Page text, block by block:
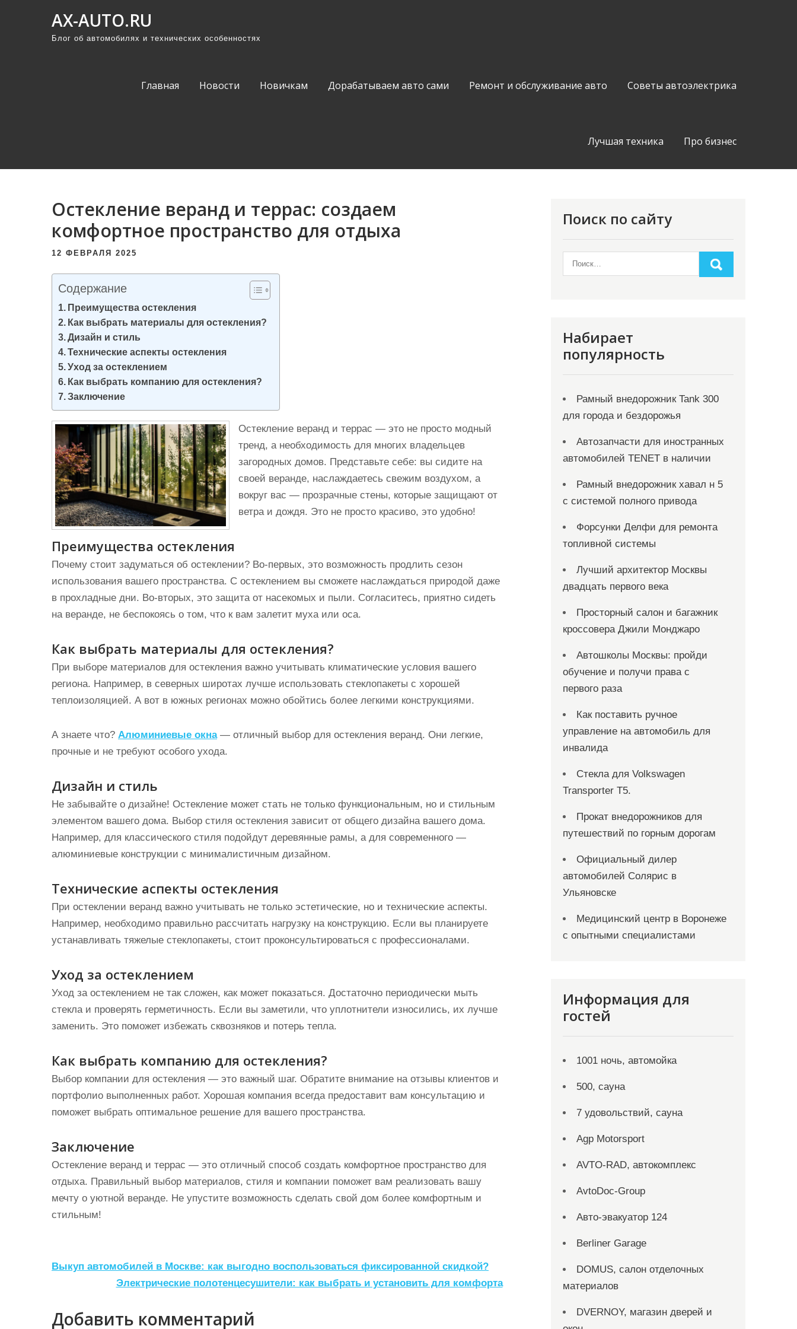
AX-AUTO.RU
Блог об автомобилях и технических особенностях
Главная Новости Новичкам Дорабатываем авто сами Ремонт и обслуживание авто Советы автоэлектрика
Лучшая техника Про бизнес
Остекление веранд и террас: создаем
комфортное пространство для отдыха
12 ФЕВРАЛЯ 2025
Содержание
Преимущества остекления
Как выбрать материалы для остекления?
Дизайн и стиль
Технические аспекты остекления
Уход за остеклением
Как выбрать компанию для остекления?
Заключение
Остекление веранд и террас — это не просто модный
тренд, а необходимость для многих владельцев
загородных домов. Представьте себе: вы сидите на
своей веранде, наслаждаетесь свежим воздухом, а
вокруг вас — прозрачные стены, которые защищают от
ветра и дождя. Это не просто красиво, это удобно!
Преимущества остекления
Почему стоит задуматься об остеклении? Во-первых, это возможность продлить сезон
использования вашего пространства. С остеклением вы сможете наслаждаться природой даже
в прохладные дни. Во-вторых, это защита от насекомых и пыли. Согласитесь, приятно сидеть
на веранде, не беспокоясь о том, что к вам залетит муха или оса.
Как выбрать материалы для остекления?
При выборе материалов для остекления важно учитывать климатические условия вашего
региона. Например, в северных широтах лучше использовать стеклопакеты с хорошей
теплоизоляцией. А вот в южных регионах можно обойтись более легкими конструкциями.
А знаете что? Алюминиевые окна— отличный выбор для остекления веранд. Они легкие,
прочные и не требуют особого ухода.
Дизайн и стиль
Не забывайте о дизайне! Остекление может стать не только функциональным, но и стильным
элементом вашего дома. Выбор стиля остекления зависит от общего дизайна вашего дома.
Например, для классического стиля подойдут деревянные рамы, а для современного —
алюминиевые конструкции с минималистичным дизайном.
Технические аспекты остекления
При остеклении веранд важно учитывать не только эстетические, но и технические аспекты.
Например, необходимо правильно рассчитать нагрузку на конструкцию. Если вы планируете
устанавливать тяжелые стеклопакеты, стоит проконсультироваться с профессионалами.
Уход за остеклением
Уход за остеклением не так сложен, как может показаться. Достаточно периодически мыть
стекла и проверять герметичность. Если вы заметили, что уплотнители износились, их лучше
заменить. Это поможет избежать сквозняков и потерь тепла.
Как выбрать компанию для остекления?
Выбор компании для остекления — это важный шаг. Обратите внимание на отзывы клиентов и
портфолио выполненных работ. Хорошая компания всегда предоставит вам консультацию и
поможет выбрать оптимальное решение для вашего пространства.
Заключение
Остекление веранд и террас — это отличный способ создать комфортное пространство для
отдыха. Правильный выбор материалов, стиля и компании поможет вам реализовать вашу
мечту о уютной веранде. Не упустите возможность сделать свой дом более комфортным и
стильным!
Н
в
Выкуп автомобилей в Москве: как выгодно воспользоваться фиксированной скидкой?
Электрические полотенцесушители: как выбрать и установить для комфорта
Добавить комментарий
Поиск по сайту
Набирает
популярность
Рамный внедорожник Tank 300
для города и бездорожья
Автозапчасти для иностранных
автомобилей TENET в наличии
Рамный внедорожник хавал н 5
с системой полного привода
Форсунки Делфи для ремонта
топливной системы
Лучший архитектор Москвы
двадцать первого века
Просторный салон и багажник
кроссовера Джили Монджаро
Автошколы Москвы: пройди
обучение и получи права с
первого раза
Как поставить ручное
управление на автомобиль для
инвалида
Стекла для Volkswagen
Transporter T5.
Прокат внедорожников для
путешествий по горным дорогам
Официальный дилер
автомобилей Солярис в
Ульяновске
Медицинский центр в Воронеже
с опытными специалистами
Информация для
гостей
1001 ночь, автомойка
500, сауна
7 удовольствий, сауна
Agp Motorsport
AVTO-RAD, автокомплекс
AvtoDoc-Group
Aвто-эвакуатор 124
Berliner Garage
DOMUS, салон отделочных
материалов
DVERNOY, магазин дверей и